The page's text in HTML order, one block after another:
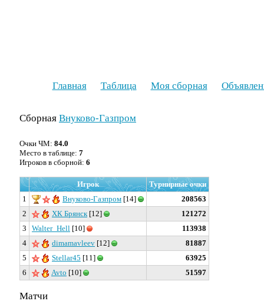
Главная Таблица Моя сборная
Сборная Внуково-Газпром
Очки ЧМ: 84.0
Место в таблице: 7
Игроков в сборной: 6
Игрок
Турнирные очки
1
Внуково-Газпром [14]
208563
2
ХК Брянск[12]
121272
3
Walter_Hell [10]
113938
4
dimamavleev [12]
81887
5
Stellar45 [11]
63925
6
Avto [10] 51597
Матчи